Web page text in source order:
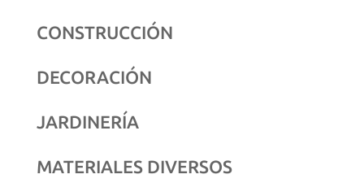
CONSTRUCCIÓN
DECORACIÓN
JARDINERÍA
MATERIALES DIVERSOS